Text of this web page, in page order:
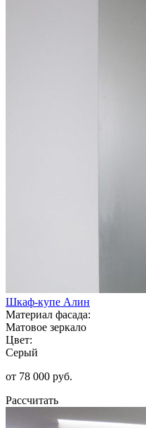
Шкаф-купе Алин
Материал фасада:
Матовое зеркало
Цвет:
Серый
от 78 000 руб.
Рассчитать